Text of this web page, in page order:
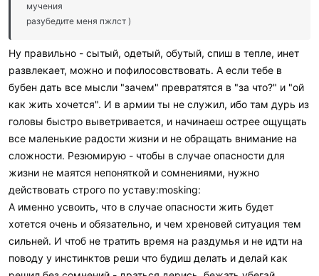
мучения
разубедите меня пжлст )
Ну правильно - сытый, одетый, обутый, спиш в тепле, инет
развлекает, можно и пофилосовствовать. А если тебе в
бубен дать все мысли "зачем" превратятся в "за что?" и "ой
как жить хочется". И в армии ты не служил, ибо там дурь из
головы быстро выветривается, и начинаеш острее ощущать
все маленькие радости жизни и не обращать внимание на
сложности. Резюмирую - чтобы в случае опасности для
жизни не маятся непоняткой и сомнениями, нужно
действовать строго по уставу:mosking:
А именно усвоить, что в случае опасности жить будет
хотется очень и обязательно, и чем хреновей ситуация тем
сильней. И чтоб не тратить время на раздумья и не идти на
поводу у инстинктов реши что будиш делать и делай как